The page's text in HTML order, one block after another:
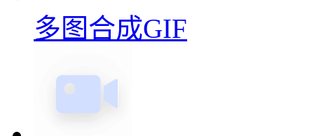
多图合成GIF